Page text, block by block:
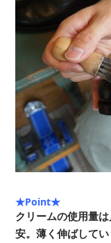
★Point★
クリームの使用量
安。薄く伸ばしてい